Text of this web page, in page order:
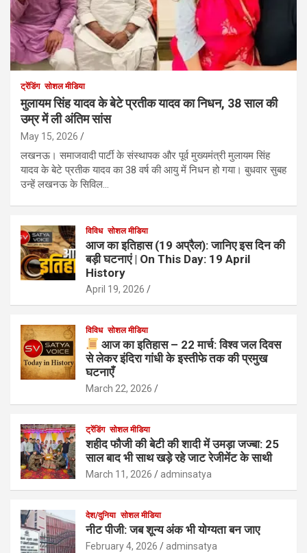
ट्रेंडिंग सोशल मीडिया
मुलायम सिंह यादव के बेटे प्रतीक यादव का निधन, 38 साल की
उम्र में ली अंतिम सांस
May 15, 2026
लखनऊ। समाजवादी पार्टी के संस्थापक और पूर्व मुख्यमंत्री मुलायम सिंह
यादव के बेटे प्रतीक यादव का 38 वर्ष की आयु में निधन हो गया। बुधवार सुबह
उन्हें लखनऊ के सिविल…
विविध सोशल मीडिया
आज का इतिहास (19 अप्रैल): जानिए इस दिन की
बड़ी घटनाएं | On This Day: 19 April
History
April 19, 2026
विविध सोशल मीडिया
आज का इतिहास – 22 मार्च: विश्व जल दिवस
से लेकर इंदिरा गांधी के इस्तीफे तक की प्रमुख
घटनाएँ
March 22, 2026
ट्रेंडिंग सोशल मीडिया
शहीद फौजी की बेटी की शादी में उमड़ा जज्बा: 25
साल बाद भी साथ खड़े रहे जाट रेजीमेंट के साथी
March 11, 2026 adminsatya
देश/दुनिया सोशल मीडिया
नीट पीजी: जब शून्य अंक भी योग्यता बन जाए
February 4, 2026 adminsatya